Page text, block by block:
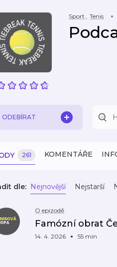
Sport , Tenis
ODEBÍRAT
261 KOMENTÁŘE
dle: Nejnovější Nejstarší
O epizodě
Famózní obrat
14. 4. 2026 55 min